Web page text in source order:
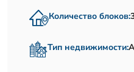
Количество блоков:
Тип недвижимости: